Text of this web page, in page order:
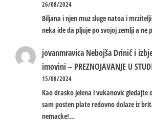
26/08/2024
Biljana i njen muz sluge natoa i
neka ide da pljuje po svojoj zemlji a ne
jovanmravica Nebojša Drinić i
imovini – PREZNOJAVANJE U
15/08/2024
Kao drasko jelena i vukanovic gledajte
sam posten plate redovno dolaze iz
nemacke!…